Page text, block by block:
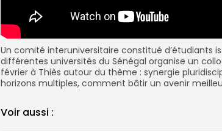
Un comité interuniversitaire constitué d’étudiants
différentes universités du Sénégal organise un
février à Thiès autour du thème : synergie
horizons multiples, comment bâtir un avenir
Voir aussi :